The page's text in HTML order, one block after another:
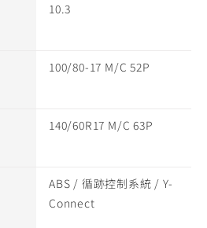
10.3
100/80-17 M/C 52P
140/60R17 M/C 63P
ABS / 循跡控制系統 / Y-
Connect